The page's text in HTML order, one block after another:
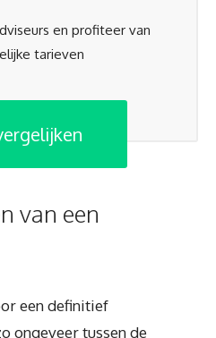
en profiteer van
tarieven
van een
een definitief
ongeveer tussen de